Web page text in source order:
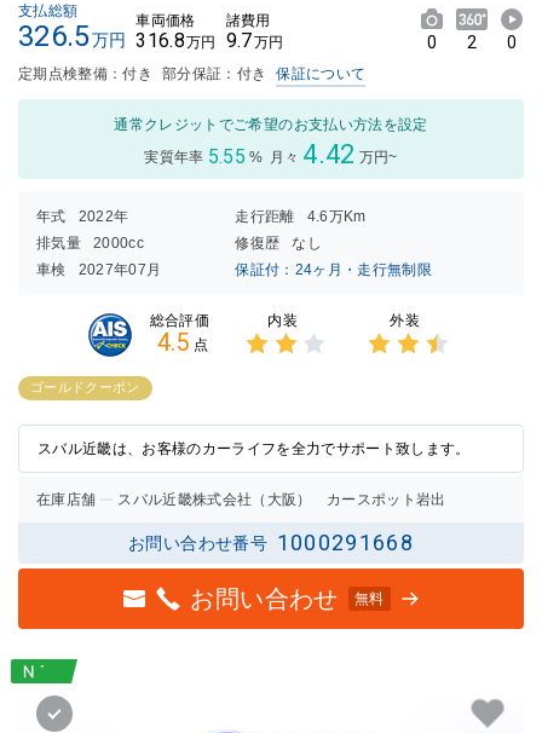
支払総額
326.5万円
車両価格
316.8万円
諸費用
9.7万円 0 2 0
定期点検整備：付き 部分保証：付き 保証について
通常クレジットでご希望のお支払い方法を設定
実質年率 5.55 % 月々 4.42 万円~
年式 2022年 走行距離
4.6万Km
排気量
2000cc 修復歴
なし
車検
2027年07月 保証付：24ヶ月・走行無制限
総合評価
4.5 点
内装 外装
ゴールドクーポン
スバル近畿は、お客様のカーライフを全力でサポート致します。
在庫店舗 スバル近畿株式会社（大阪） カースポット岩出
お問い合わせ番号 1000291668
お問い合わせ 無料